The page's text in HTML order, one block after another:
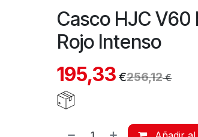
Casco HJC V60
Rojo Intenso
195,33 €256,12€